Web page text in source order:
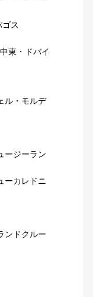
ゴス
中東・ドバイ
ル・モルデ
ージーラン
ーカレドニ
ンドクルー